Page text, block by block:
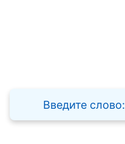
Введите слово: